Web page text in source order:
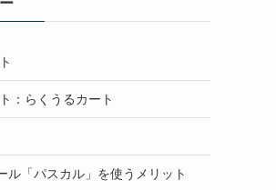
：らくうるカート
ル「パスカル」を使うメリット